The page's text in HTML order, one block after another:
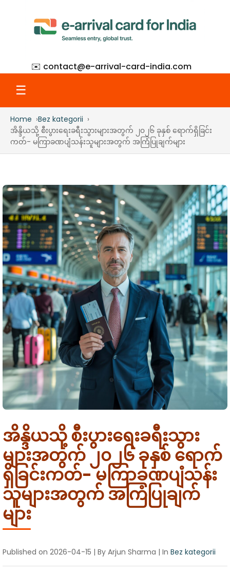
✉️ contact@e-arrival-card-india.com
☰
Home
What Is eAC
How to Apply
Step-by-Step with Screenshots
Requirements
Visa Types
e-arrival card vs eVisa
Who Needs It
OCI Cardholders
Transit Passengers
Guides
72-Hour Rule
Su-Swagatam App
QR Code Guide
Portal Troubleshooting
Error Correction
Missed Deadline
By Nationality
US Citizens
Australia
Canada
EU Citizens
NRI Guide
Airports
Delhi (IGI)
Mumbai
Bangalore
FAQ
Languages
Home
Bez kategorii
အိန္ဒိယသို့ စီးပွားရေးခရီးသွားများအတွက် ၂၀၂၆ ခုနှစ် ရောက်ရှိခြင်း
ကတ်- မကြာခဏပျံသန်းသူများအတွက် အကြံပြုချက်များ
အိန္ဒိယသို့ စီးပွားရေးခရီးသွား
များအတွက် ၂၀၂၆ ခုနှစ် ရောက်
ရှိခြင်းကတ်- မကြာခဏပျံသန်း
သူများအတွက် အကြံပြုချက်
များ
Published on 2026-04-15 | By Arjun Sharma | In Bez kategorii